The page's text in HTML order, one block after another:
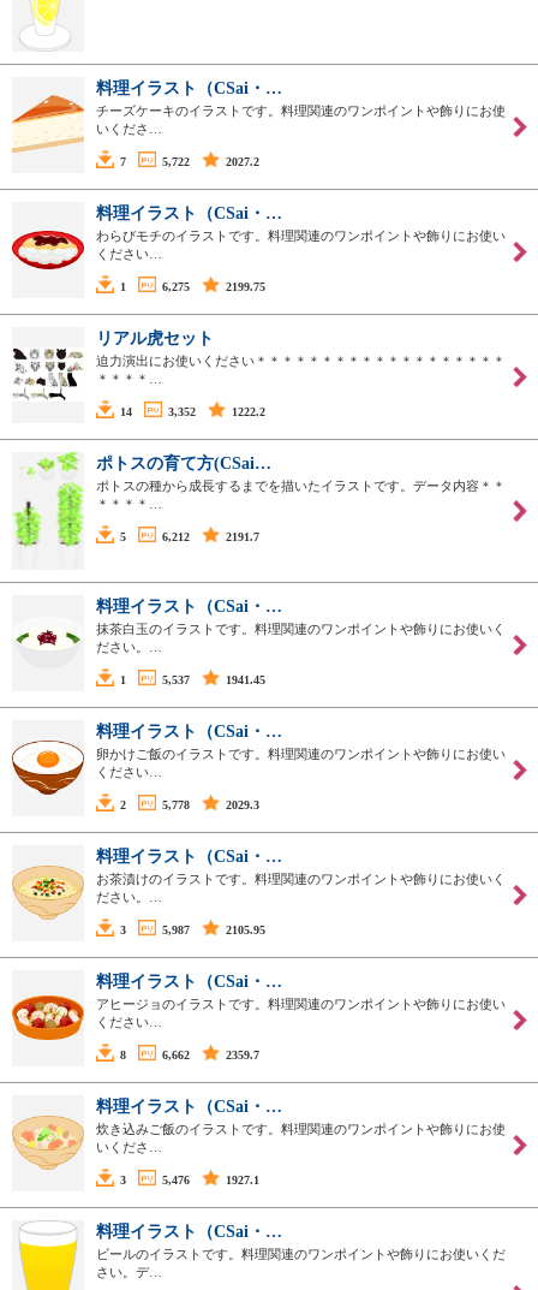
料理イラスト（CSai・…
チーズケーキのイラストです。料理関連のワンポイントや飾りにお使
いくださ…
7 5,722 2027.2
料理イラスト（CSai・…
わらびモチのイラストです。料理関連のワンポイントや飾りにお使い
ください…
1 6,275 2199.75
リアル虎セット
迫力演出にお使いください＊＊＊＊＊＊＊＊＊＊＊＊＊＊＊＊＊＊＊
＊＊＊＊…
14 3,352 1222.2
ポトスの育て方(CSai…
ポトスの種から成長するまでを描いたイラストです。データ内容＊＊
＊＊＊＊…
5 6,212 2191.7
料理イラスト（CSai・…
抹茶白玉のイラストです。料理関連のワンポイントや飾りにお使いく
ださい。…
1 5,537 1941.45
料理イラスト（CSai・…
卵かけご飯のイラストです。料理関連のワンポイントや飾りにお使い
ください…
2 5,778 2029.3
料理イラスト（CSai・…
お茶漬けのイラストです。料理関連のワンポイントや飾りにお使いく
ださい。…
3 5,987 2105.95
料理イラスト（CSai・…
アヒージョのイラストです。料理関連のワンポイントや飾りにお使い
ください…
8 6,662 2359.7
料理イラスト（CSai・…
炊き込みご飯のイラストです。料理関連のワンポイントや飾りにお使
いくださ…
3 5,476 1927.1
料理イラスト（CSai・…
ビールのイラストです。料理関連のワンポイントや飾りにお使いくだ
さい。デ…